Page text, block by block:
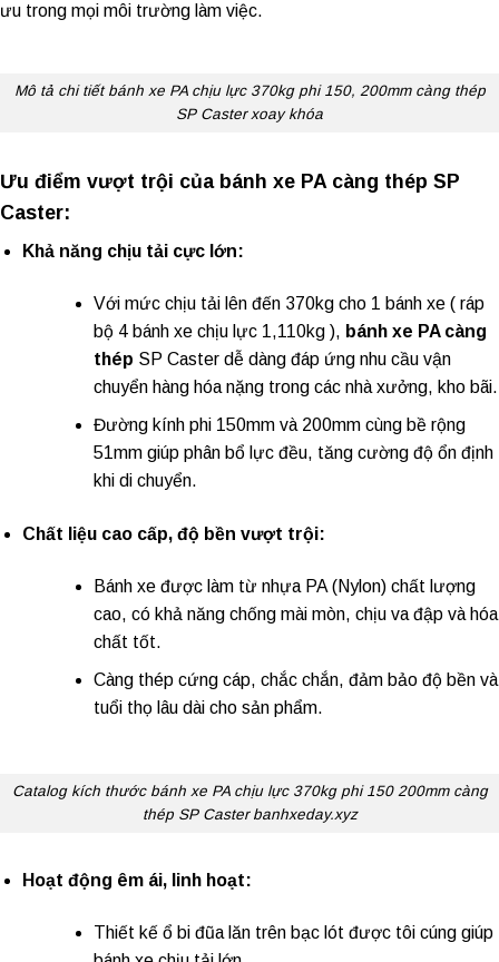
ưu trong mọi môi trường làm việc.
Mô tả chi tiết bánh xe PA chịu lực 370kg phi 150, 200mm càng thép
SP Caster xoay khóa
Ưu điểm vượt trội của bánh xe PA càng thép SP
Caster:
Khả năng chịu tải cực lớn:
Với mức chịu tải lên đến 370kg cho 1 bánh xe ( ráp
bộ 4 bánh xe chịu lực 1,110kg ), bánh xe PA càng
thép SP Caster dễ dàng đáp ứng nhu cầu vận
chuyển hàng hóa nặng trong các nhà xưởng, kho bãi.
Đường kính phi 150mm và 200mm cùng bề rộng
51mm giúp phân bổ lực đều, tăng cường độ ổn định
khi di chuyển.
Chất liệu cao cấp, độ bền vượt trội:
Bánh xe được làm từ nhựa PA (Nylon) chất lượng
cao, có khả năng chống mài mòn, chịu va đập và hóa
chất tốt.
Càng thép cứng cáp, chắc chắn, đảm bảo độ bền và
tuổi thọ lâu dài cho sản phẩm.
Catalog kích thước bánh xe PA chịu lực 370kg phi 150 200mm càng
thép SP Caster banhxeday.xyz
Hoạt động êm ái, linh hoạt:
Thiết kế ổ bi đũa lăn trên bạc lót được tôi cúng giúp